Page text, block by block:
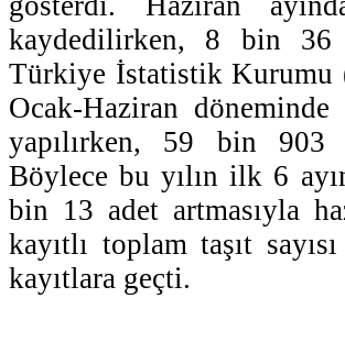
kaydedilirken, 8 bin 36
Türkiye İstatistik Kurumu
Ocak-Haziran
yapılırken, 59 bin 903
Böylece bu yılın ilk 6
bin 13 adet artmasıyla
kayıtlı toplam taşıt
kayıtlara geçti.